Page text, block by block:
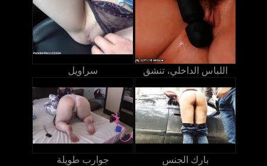
سراويل اللباس الداخلي، تنشق
جوارب طويلة بارك الجنس